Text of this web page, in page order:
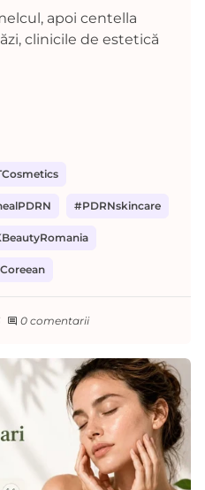
apoi centella
clinicile de estetică
#PDRNskincare
comment 0 comentarii